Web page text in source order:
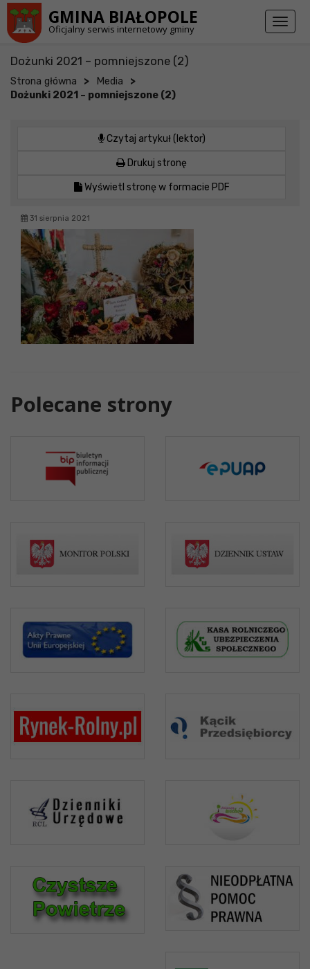
GMINA BIAŁOPOLE
Oficjalny serwis internetowy gminy
Toggle
Dożunki 2021 – pomniejszone (2)
Strona główna > Media >
Dożunki 2021 – pomniejszone (2)
Czytaj artykuł (lektor)
Drukuj stronę
Wyświetl stronę w formacie PDF
31 sierpnia 2021
Polecane strony